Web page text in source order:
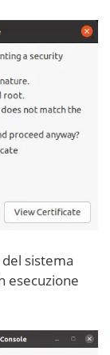
sistema
esecuzione